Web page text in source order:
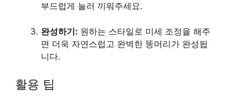
부드럽게 눌러 끼워주세요.
완성하기: 원하는 스타일로 미세 조정을 해주
면 더욱 자연스럽고 완벽한 똥머리가 완성됩
니다.
활용 팁